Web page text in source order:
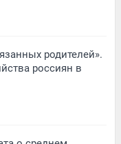
родителей».
россиян в